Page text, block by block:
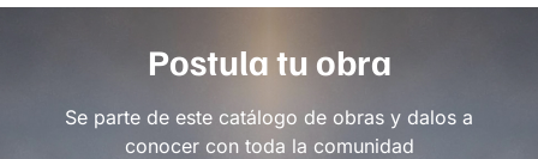
Postula tu obra
Se parte de este catálogo de obras y dalos a
conocer con toda la comunidad